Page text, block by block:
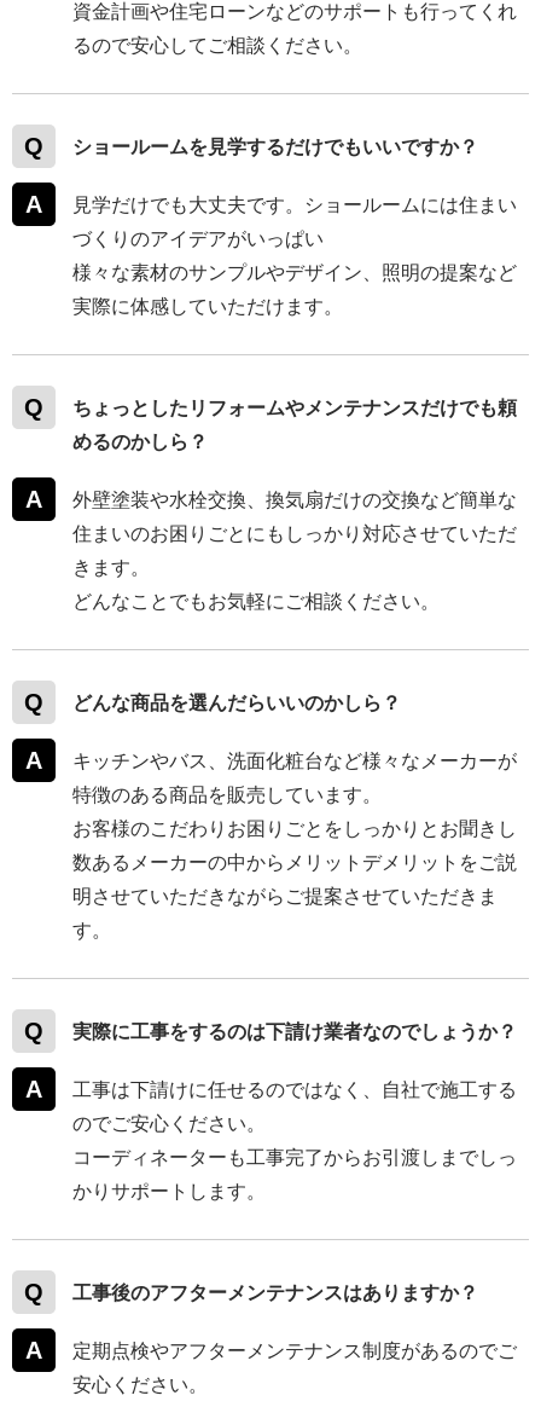
資金計画や住宅ローンなどのサポートも行ってくれ
るので安心してご相談ください。
ショールームを見学するだけでもいいですか？
見学だけでも大丈夫です。ショールームには住まい
づくりのアイデアがいっぱい
様々な素材のサンプルやデザイン、照明の提案など
実際に体感していただけます。
ちょっとしたリフォームやメンテナンスだけでも頼
めるのかしら？
外壁塗装や水栓交換、換気扇だけの交換など簡単な
住まいのお困りごとにもしっかり対応させていただ
きます。
どんなことでもお気軽にご相談ください。
どんな商品を選んだらいいのかしら？
キッチンやバス、洗面化粧台など様々なメーカーが
特徴のある商品を販売しています。
お客様のこだわりお困りごとをしっかりとお聞きし
数あるメーカーの中からメリットデメリットをご説
明させていただきながらご提案させていただきま
す。
実際に工事をするのは下請け業者なのでしょうか？
工事は下請けに任せるのではなく、自社で施工する
のでご安心ください。
コーディネーターも工事完了からお引渡しまでしっ
かりサポートします。
工事後のアフターメンテナンスはありますか？
定期点検やアフターメンテナンス制度があるのでご
安心ください。